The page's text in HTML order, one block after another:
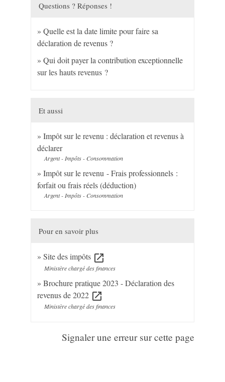
Questions ? Réponses !
Quelle est la date limite pour faire sa
déclaration de revenus ?
Qui doit payer la contribution exceptionnelle
sur les hauts revenus ?
Et aussi
Impôt sur le revenu : déclaration et revenus à
déclarer
Argent - Impôts - Consommation
Impôt sur le revenu - Frais professionnels :
forfait ou frais réels (déduction)
Argent - Impôts - Consommation
Pour en savoir plus
Site des impôts open_in_new
Ministère chargé des finances
Brochure pratique 2023 - Déclaration des
revenus de 2022 open_in_new
Ministère chargé des finances
Signaler une erreur sur cette page